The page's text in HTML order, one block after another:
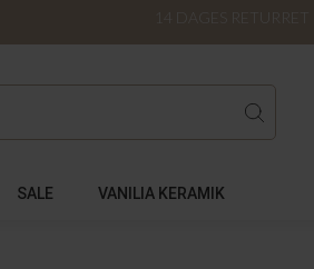
14 DAGES RETURRET
SALE VANILIA KERAMIK